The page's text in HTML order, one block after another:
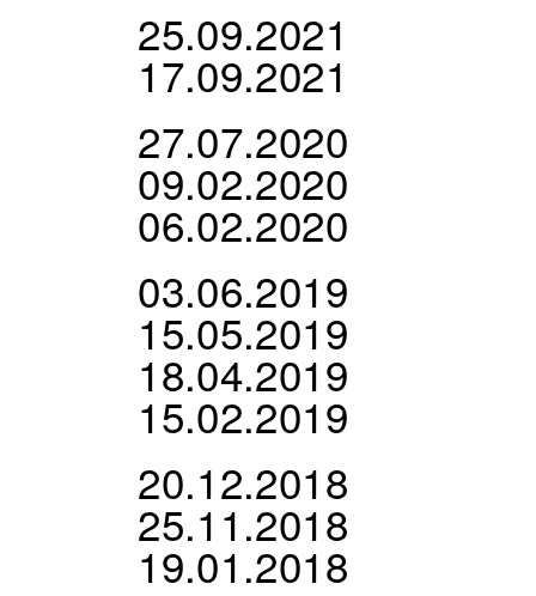
25.09.2021
17.09.2021
27.07.2020
09.02.2020
06.02.2020
03.06.2019
15.05.2019
18.04.2019
15.02.2019
20.12.2018
25.11.2018
19.01.2018